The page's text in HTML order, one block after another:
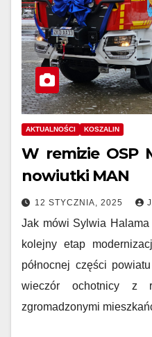
AKTUALNOŚCI KOSZALIN
W remizie OSP
nowiutki MAN
12 STYCZNIA, 2025
Jak mówi Sylwia
kolejny etap
północnej części
wieczór ochotnicy z
zgromadzonymi